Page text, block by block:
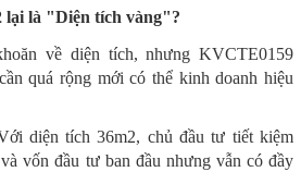
lại là "Diện tích vàng"?
về diện tích, nhưng KVCTE0159
quá rộng mới có thể kinh doanh hiệu
diện tích 36m2, chủ đầu tư tiết kiệm
vốn đầu tư ban đầu nhưng vẫn có đầy